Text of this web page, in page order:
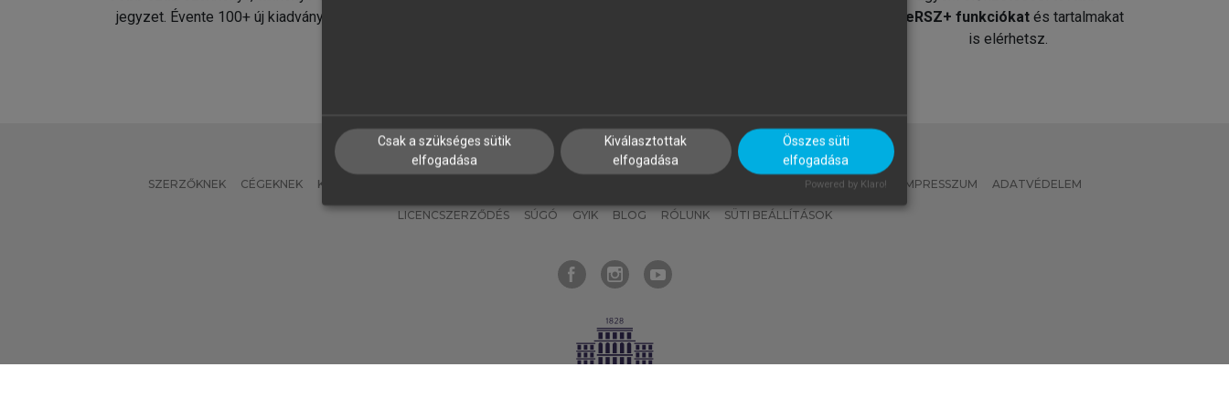
jegyzet. Évente 100+ új kiadvány.
MeRSZ+ funkciókat és tartalmakat
is elérhetsz.
SZERZŐKNEK CÉGEKNEK KÖNYVTÁROSOKNAK MI – ÁLTALÁNOS IRÁNYELVEK IMPRESSZUM ADATVÉDELEM
LICENCSZERZŐDÉS SÚGÓ GYIK BLOG RÓLUNK SÜTI BEÁLLÍTÁSOK
Csak a szükséges sütik
elfogadása
Kiválasztottak
elfogadása
Összes süti
elfogadása
Powered by Klaro!